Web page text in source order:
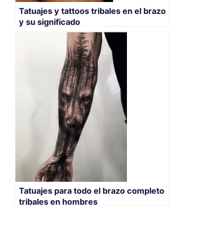
Tatuajes y tattoos tribales en el brazo
y su significado
Tatuajes para todo el brazo completo
tribales en hombres